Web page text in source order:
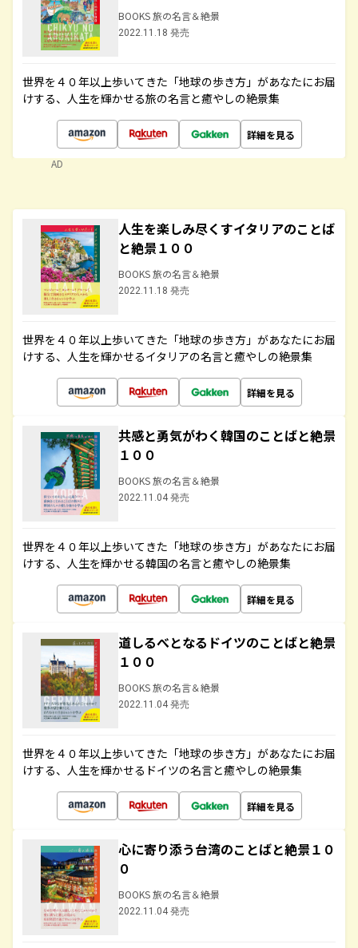
BOOKS 旅の名言＆絶景
2022.11.18 発売
世界を４０年以上歩いてきた「地球の歩き方」があなたにお届
けする、人生を輝かせる旅の名言と癒やしの絶景集
詳細を見る
AD
人生を楽しみ尽くすイタリアのことば
と絶景１００
BOOKS 旅の名言＆絶景
2022.11.18 発売
世界を４０年以上歩いてきた「地球の歩き方」があなたにお届
けする、人生を輝かせるイタリアの名言と癒やしの絶景集
詳細を見る
共感と勇気がわく韓国のことばと絶景
１００
BOOKS 旅の名言＆絶景
2022.11.04 発売
世界を４０年以上歩いてきた「地球の歩き方」があなたにお届
けする、人生を輝かせる韓国の名言と癒やしの絶景集
詳細を見る
道しるべとなるドイツのことばと絶景
１００
BOOKS 旅の名言＆絶景
2022.11.04 発売
世界を４０年以上歩いてきた「地球の歩き方」があなたにお届
けする、人生を輝かせるドイツの名言と癒やしの絶景集
詳細を見る
心に寄り添う台湾のことばと絶景１０
０
BOOKS 旅の名言＆絶景
2022.11.04 発売